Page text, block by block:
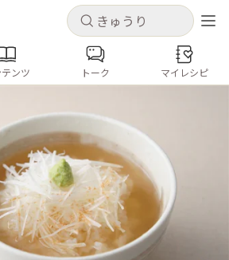
キャンセル
ンするとレシピを保存できます
新規登録
キャンセル
コンテンツ
シピ
なす トマト
とうもろこし
みょうが ゴーヤ
ンツ トーク マイレシピ